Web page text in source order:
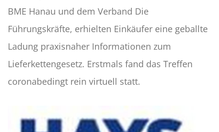
BME Hanau und dem Verband Die
Führungskräfte, erhielten Einkäufer eine geballte
Ladung praxisnaher Informationen zum
Lieferkettengesetz. Erstmals fand das Treffen
coronabedingt rein virtuell statt.